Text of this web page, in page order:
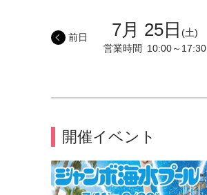
7月 25日 (土)
営業時間
10:00～17:30
前日
開催イベント